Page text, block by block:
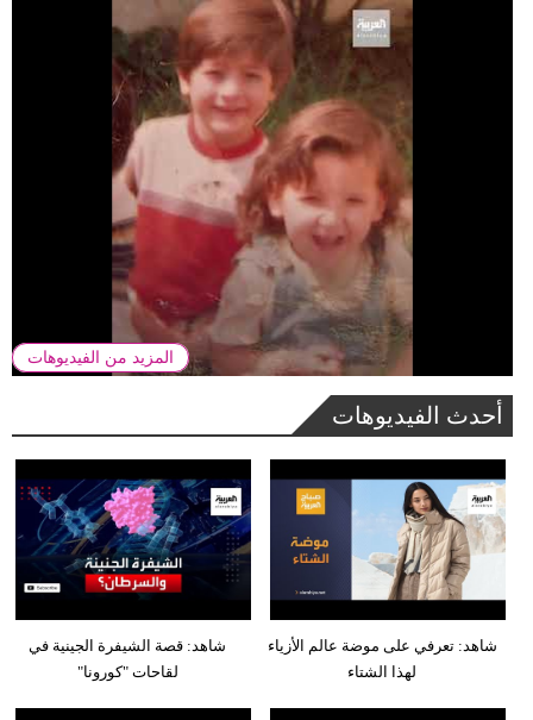
المزيد من الفيديوهات
أحدث الفيديوهات
شاهد: قصة الشيفرة الجينية في
لقاحات "كورونا"
شاهد: تعرفي على موضة عالم الأزياء
لهذا الشتاء